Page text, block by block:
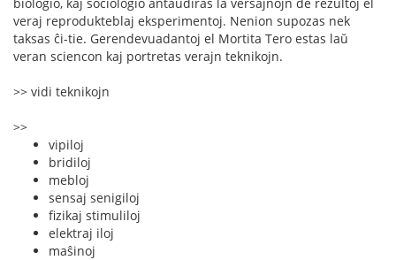
veraj reprodukteblaj eksperimentoj. Nenion supozas nek
taksas ĉi-tie. Gerendevuadantoj el Mortita Tero estas laŭ
veran sciencon kaj portretas verajn teknikojn.
>> vidi teknikojn
>>
vipiloj
bridiloj
mebloj
sensaj senigiloj
fizikaj stimuliloj
elektraj iloj
maŝinoj